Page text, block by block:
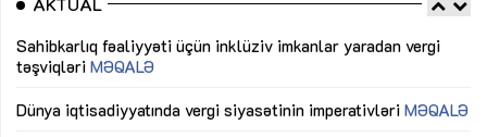
Sahibkarlıq fəaliyyəti üçün inklüziv imkanlar yaradan vergi
təşviqləri MƏQALƏ
Dünya iqtisadiyyatında vergi siyasətinin imperativləri MƏQALƏ